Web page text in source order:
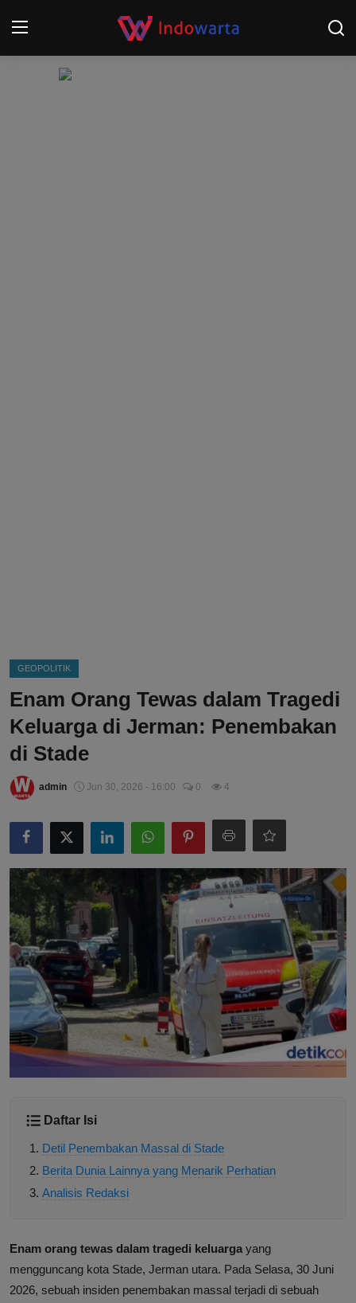
GEOPOLITIK
Enam Orang Tewas dalam Tragedi
Keluarga di Jerman: Penembakan
di Stade
admin Jun 30, 2026 - 16:00 0 4
Daftar Isi
Detil Penembakan Massal di Stade
Berita Dunia Lainnya yang Menarik Perhatian
Analisis Redaksi
Enam orang tewas dalam tragedi keluarga yang
mengguncang kota Stade, Jerman utara. Pada Selasa, 30 Juni
2026, sebuah insiden penembakan massal terjadi di sebuah